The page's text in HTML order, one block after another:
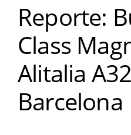
Reporte:
Class
Alitalia
Barcelona